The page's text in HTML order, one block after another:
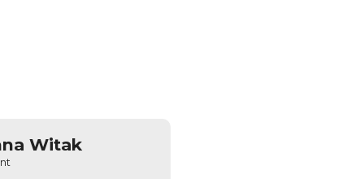
Witak